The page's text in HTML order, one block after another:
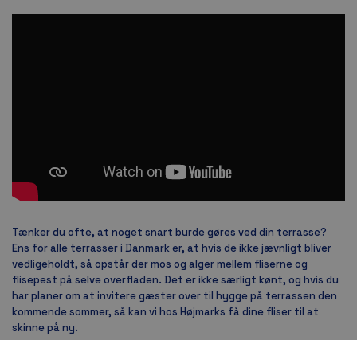
Tænker du ofte, at noget snart burde gøres ved din terrasse?
Ens for alle terrasser i Danmark er, at hvis de ikke jævnligt bliver
vedligeholdt, så opstår der mos og alger mellem fliserne og
flisepest på selve overfladen. Det er ikke særligt kønt, og hvis du
har planer om at invitere gæster over til hygge på terrassen den
kommende sommer, så kan vi hos Højmarks få dine fliser til at
skinne på ny.